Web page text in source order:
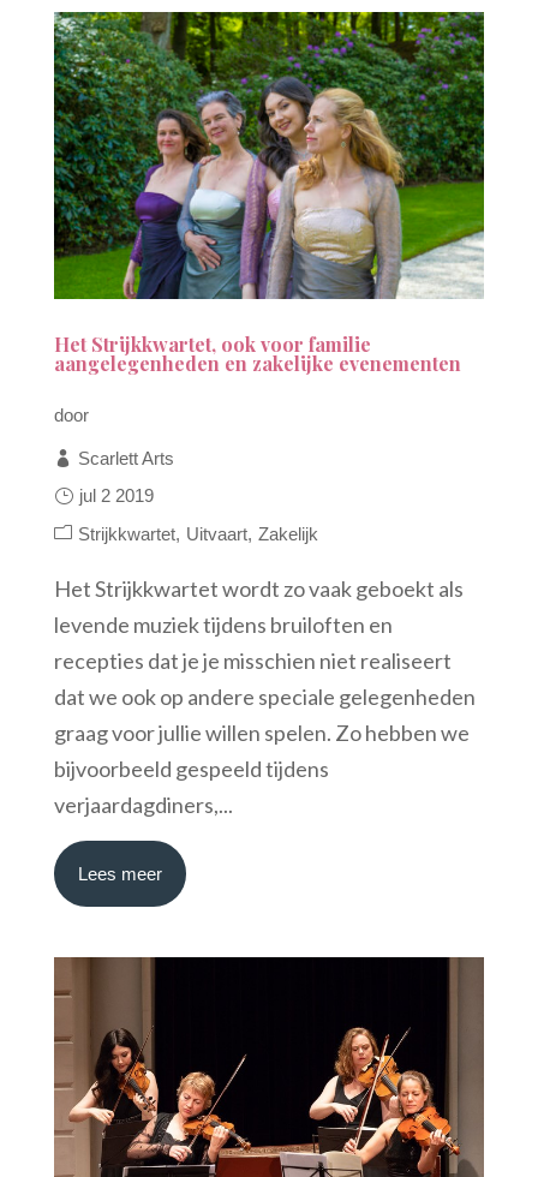
Het Strijkkwartet, ook voor familie
aangelegenheden en zakelijke evenementen
door
Scarlett Arts
jul 2 2019
Strijkkwartet
Uitvaart Zakelijk
Het Strijkkwartet wordt zo vaak geboekt als
levende muziek tijdens bruiloften en
recepties dat je je misschien niet realiseert
dat we ook op andere speciale gelegenheden
graag voor jullie willen spelen. Zo hebben we
bijvoorbeeld gespeeld tijdens
verjaardagdiners,...
Lees meer